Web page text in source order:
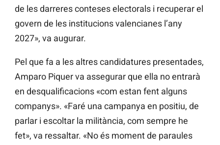
de les darreres conteses electorals i recuperar el
govern de les institucions valencianes l’any
2027», va augurar.
Pel que fa a les altres candidatures presentades,
Amparo Piquer va assegurar que ella no entrarà
en desqualificacions «com estan fent alguns
companys». «Faré una campanya en positiu, de
parlar i escoltar la militància, com sempre he
fet», va ressaltar. «No és moment de paraules